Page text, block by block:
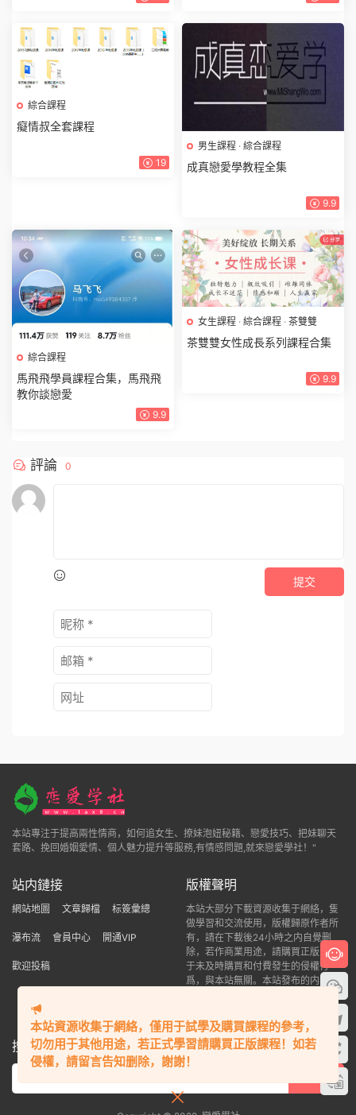
綜合課程
癡情叔全套課程
19
男生課程 · 綜合課程
成真戀愛學教程全集
9.9
綜合課程
馬飛飛學員課程合集，馬飛飛
教你談戀愛
9.9
女生課程 · 綜合課程 · 茶雙雙
茶雙雙女性成長系列課程合集
9.9
評論 0
提交
本站專注于提高兩性情商，如何追女生、撩妹泡妞秘籍、戀愛技巧、把妹聊天
套路、挽回婚姻愛情、個人魅力提升等服務,有情感問題,就來戀愛學社！"
站内鏈接
網站地圖 文章歸檔 标簽彙總
瀑布流 會員中心 開通VIP
歡迎投稿
版權聲明
本站大部分下載資源收集于網絡，隻
做學習和交流使用，版權歸原作者所
有，請在下載後24小時之内自覺删
除，若作商業用途，請購買正版，由
于未及時購買和付費發生的侵權行
爲，與本站無關。本站發布的内容若
搜索本站精品資源
本站資源收集于網絡，僅用于試學及購買課程的參考，
切勿用于其他用途，若正式學習請購買正版課程！如若
侵權，請留言告知删除，謝謝！